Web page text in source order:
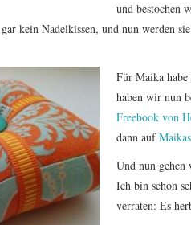
und bestochen
kein Nadelkissen, und nun werden
Für Maika
haben wir nun
Freebook von
dann auf
Und nun
Ich bin schon
verraten: Es